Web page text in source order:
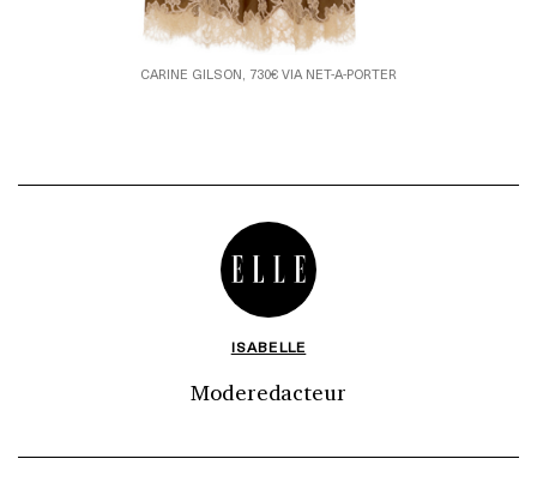
CARINE GILSON, 730€ VIA NET-A-PORTER
ISABELLE
Moderedacteur